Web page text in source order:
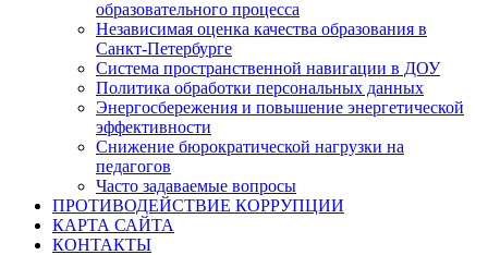
образовательного процесса
Независимая оценка качества образования в
Санкт-Петербурге
Система пространственной навигации в ДОУ
Политика обработки персональных данных
Энергосбережения и повышение энергетической
эффективности
Снижение бюрократической нагрузки на
педагогов
Часто задаваемые вопросы
ПРОТИВОДЕЙСТВИЕ КОРРУПЦИИ
КАРТА САЙТА
КОНТАКТЫ